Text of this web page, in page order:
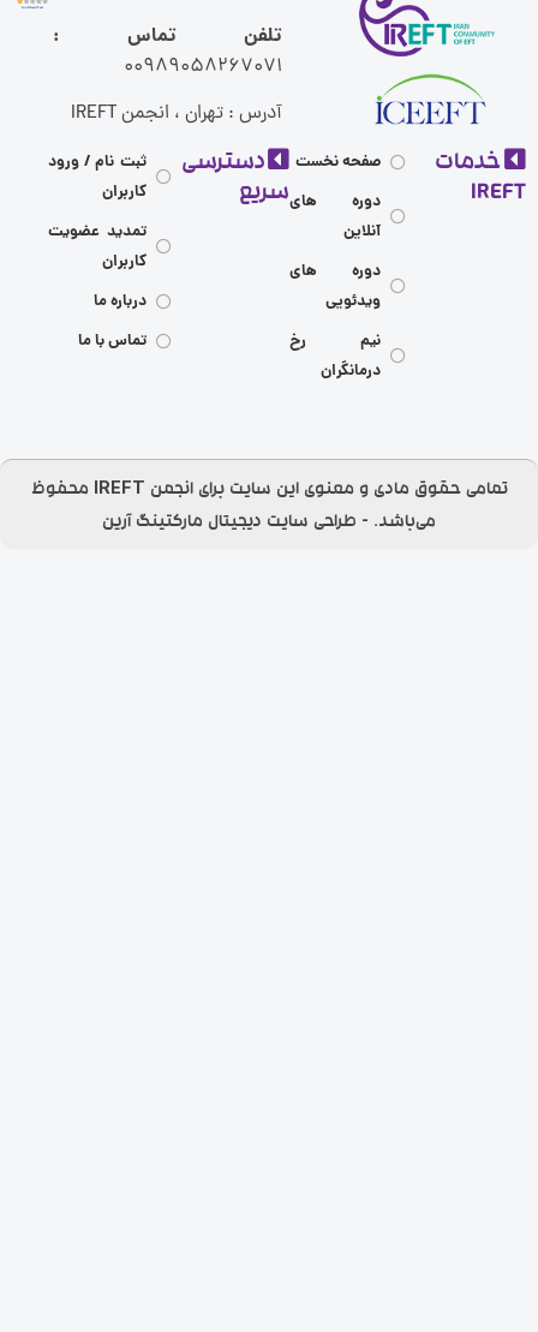
تلفن تماس :
00989058267071
آدرس : تهران ، انجمن IREFT
صفحه نخست
دوره های
آنلاین
دوره های
ویدئویی
نیم رخ
درمانگران
دسترسی
سریع
ثبت نام / ورود
کاربران
تمدید عضویت
کاربران
درباره ما
تماس با ما
تمامی حقوق مادی و معنوی این سایت برای انجمن IREFT محفوظ
می‌باشد.​ - طراحی سایتدیجیتال مارکتینگ آرین